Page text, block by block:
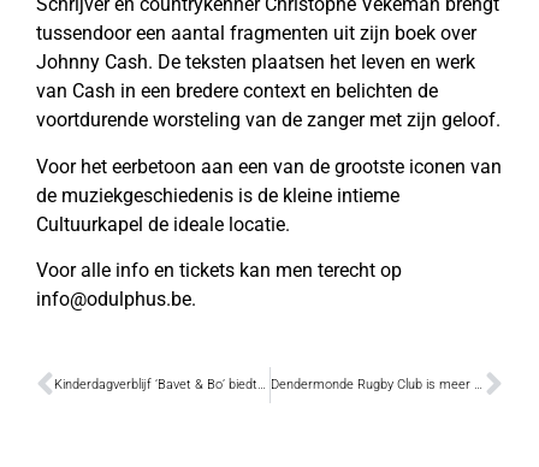
Schrijver en countrykenner Christophe Vekeman brengt
tussendoor een aantal fragmenten uit zijn boek over
Johnny Cash. De teksten plaatsen het leven en werk
van Cash in een bredere context en belichten de
voortdurende worsteling van de zanger met zijn geloof.
Voor het eerbetoon aan een van de grootste iconen van
de muziekgeschiedenis is de kleine intieme
Cultuurkapel de ideale locatie.
Voor alle info en tickets kan men terecht op
info@odulphus.be.
Kinderdagverblijf ‘Bavet & Bo’ biedt met ‘Bubbel & Bo’ nu ook wellness voor pasgeborenen Dendermonde Rugby Club is meer dan vijfhonderd spelers sterk